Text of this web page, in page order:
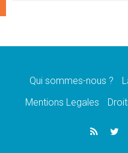
08.08.2026
08.08.2026
catholiques
Au
Dalits sur le
Qui sommes-nous ?
Mentions Legales